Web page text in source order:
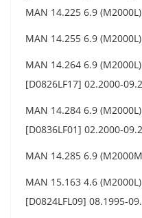
MAN 14.225 6.9
MAN 14.255 6.9
MAN 14.264 6.9
[D0826LF17] 02.2000-
MAN 14.284 6.9
[D0836LF01] 02.2000-
MAN 14.285 6.9
MAN 15.163 4.6
[D0824LFL09] 08.1995-